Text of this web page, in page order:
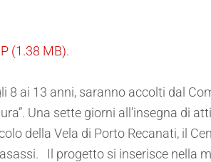
(1.38 MB).
8 ai 13 anni, saranno accolti dal
Una sette giorni all’insegna di
della Vela di Porto Recanati, il
Il progetto si inserisce nella